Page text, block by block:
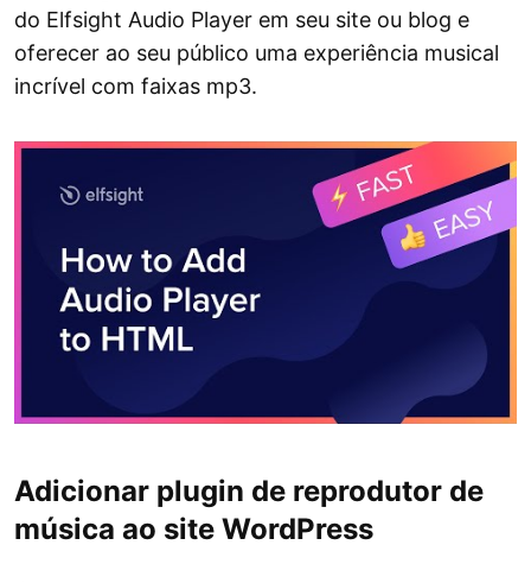
do Elfsight Audio Player em seu site ou blog e
oferecer ao seu público uma experiência musical
incrível com faixas mp3.
Adicionar plugin de reprodutor de
música ao site WordPress